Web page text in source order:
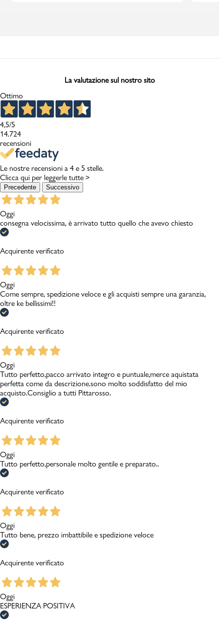
La valutazione sul nostro sito
Ottimo
4,5/5
14.724
recensioni
Le nostre recensioni a 4 e 5 stelle.
Clicca qui per leggerle tutte >
Precedente Successivo
Oggi
consegna velocissima, è arrivato tutto quello che avevo chiesto
Acquirente verificato
Oggi
Come sempre, spedizione veloce e gli acquisti sempre una garanzia,
oltre ke bellissimi!!
Acquirente verificato
Oggi
Tutto perfetto,pacco arrivato integro e puntuale,merce aquistata
perfetta come da descrizione.sono molto soddisfatto del mio
acquisto.Consiglio a tutti Pittarosso.
Acquirente verificato
Oggi
Tutto perfetto,personale molto gentile e preparato..
Acquirente verificato
Oggi
Tutto bene, prezzo imbattibile e spedizione veloce
Acquirente verificato
Oggi
ESPERIENZA POSITIVA